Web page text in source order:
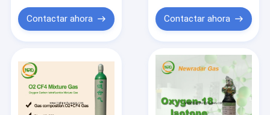
Contacto
Solicitar una cotización
Gases de la pureza elevada
Contactar ahora Contactar ahora